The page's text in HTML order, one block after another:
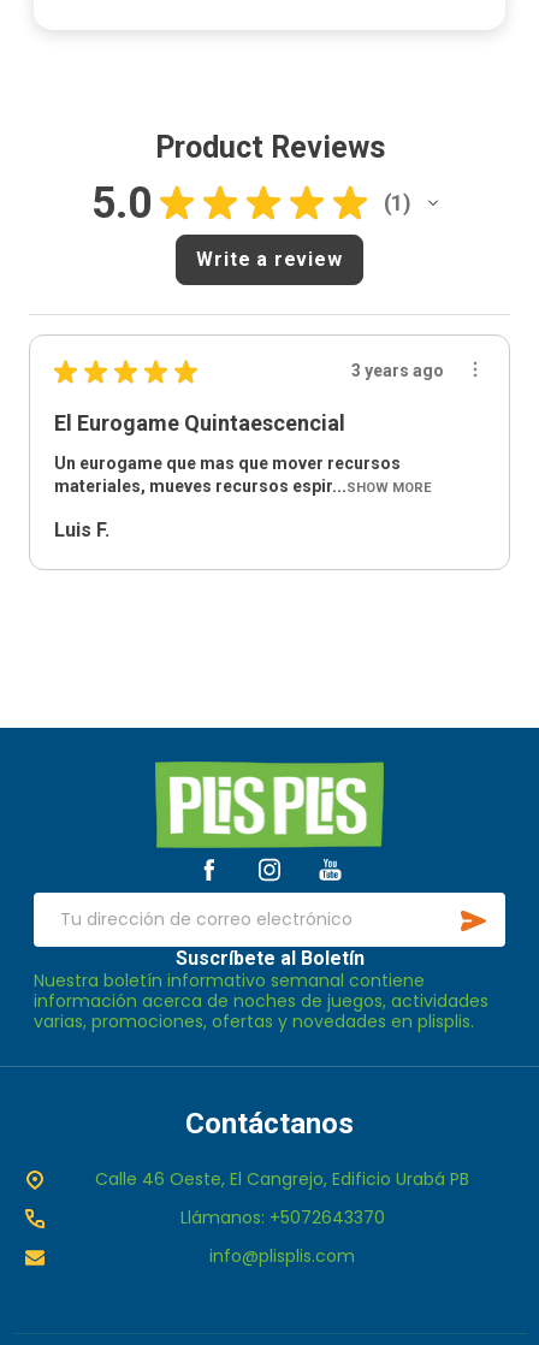
Product Reviews
5.0 ★ ★ ★ ★ ★ 1
1
Write a review
★ ★ ★ ★ ★ 3 years ago
El Eurogame Quintaescencial
Un eurogame que mas que mover recursos
materiales, mueves recursos espir...SHOW MORE
Luis F.
página
Dirección
correo
electrónico
Suscríbete al Boletín
Nuestra boletín informativo semanal contiene
información acerca de noches de juegos, actividades
varias, promociones, ofertas y novedades en plisplis.
Contáctanos
Calle 46 Oeste, El Cangrejo, Edificio Urabá PB
Llámanos: +5072643370
info@plisplis.com